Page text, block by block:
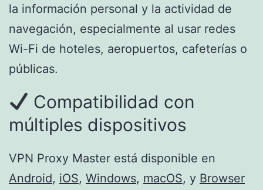
la información personal y la actividad de
navegación, especialmente al usar redes
Wi-Fi de hoteles, aeropuertos, cafeterías o
públicas.
Compatibilidad con
múltiples dispositivos
VPN Proxy Master está disponible en
Android, iOS, Windows, macOS, y Browser